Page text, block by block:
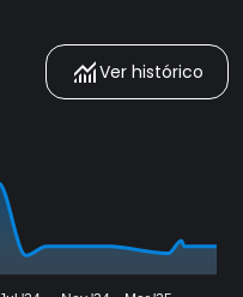
Ver histórico